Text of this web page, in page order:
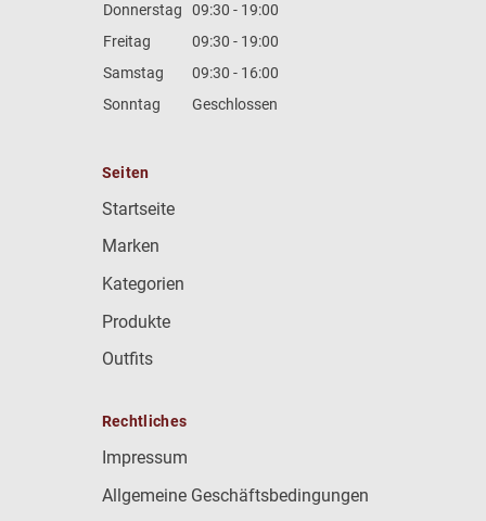
Donnerstag
09:30 - 19:00
Freitag
09:30 - 19:00
Samstag
09:30 - 16:00
Sonntag
Geschlossen
Seiten
Startseite
Marken
Kategorien
Produkte
Outfits
Rechtliches
Impressum
Allgemeine Geschäftsbedingungen